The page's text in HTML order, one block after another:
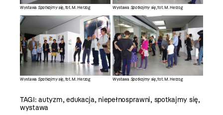
Wystawa Spotkajmy się, fot. M. Herzog Wystawa Spotkajmy się, fot. M. Herzog
Wystawa Spotkajmy się, fot. M. Herzog Wystawa Spotkajmy się, fot. M. Herzog
TAGI:autyzm,edukacja, niepełnosprawni, spotkajmy się,
wystawa